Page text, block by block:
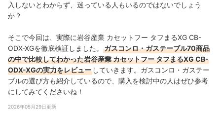
入しないとわからず、迷っている人もいるのではないでしょう
か？
そこで今回は、実際に岩谷産業 カセットフー タフまるXG CB-
ODX-XGを徹底検証しました。
ガスコンロ・ガステーブル70商品
の中で比較してわかった岩谷産業 カセットフー タフまるXG CB-
ODX-XGの実力をレビュー していきます。ガスコンロ・ガステー
ブルの選び方も紹介しているので、購入を検討中の人はぜひ参考
にしてみてくださいね！
2026年05月29日更新